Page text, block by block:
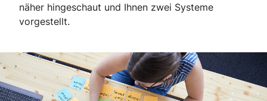
näher hingeschaut und Ihnen zwei Systeme
vorgestellt.